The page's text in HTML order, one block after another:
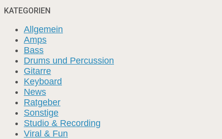
KATEGORIEN
Allgemein
Amps
Bass
Drums und Percussion
Gitarre
Keyboard
News
Ratgeber
Sonstige
Studio & Recording
Viral & Fun